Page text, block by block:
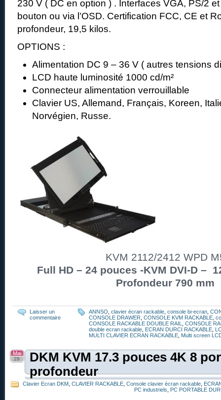
230 V ( DC en option ) . Interfaces VGA, PS/2
bouton ou via l’OSD. Certification FCC, CE et
profondeur, 19,5 kilos.
OPTIONS :
Alimentation DC 9 – 36 V ( autres tensions
LCD haute luminosité 1000 cd/m²
Connecteur alimentation verrouillable
Clavier US, Allemand, Français, Koreen,
Norvégien, Russe.
KVM 2112/2412 WPD
Full HD – 24 pouces -KVM DVI-D –
Profondeur 790 mm
Laisser un
commentaire
ANNSO clavier écran rackable console bi-ecran
CONSOLE DRAWER CONSOLE KVM RACKABLE
CONSOLE RACKABLE DOUBLE RAIL
CONSOLE
double ecran rackable ECRAN DURCI RACKABLE
MULTI CLAVIER ECRAN RACKABLE Multi screen
DKM KVM 17.3 pouces 4K 8
profondeur
Mai
29
Clavier Ecran DKM CLAVIER RACKABLE Console clavier écran rackable
PC industriels
PC PORTABLE